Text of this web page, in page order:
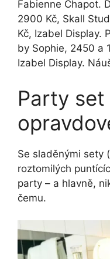
Fabienne Chapot.
2900 Kč, Skall
Kč, Izabel Display.
by Sophie, 2450 a
Izabel Display.
Party set
Se sladěnými sety
roztomilých
party – a hlavně,
čemu.